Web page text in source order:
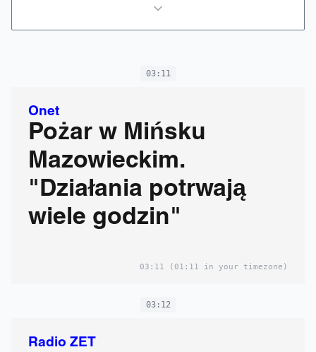
03:11
Onet
Pożar w Mińsku
Mazowieckim.
"Działania potrwają
wiele godzin"
03:11 (01:11 in your timezone)
03:12
Radio ZET